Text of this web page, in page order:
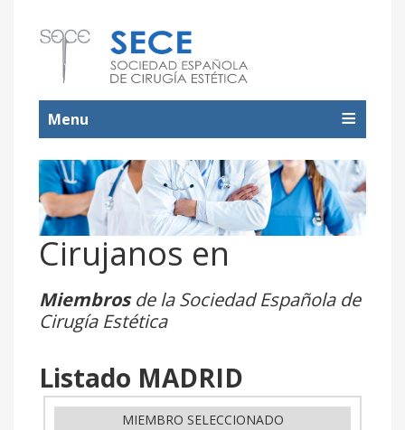
Menu
Cirujanos en
Miembrosde la Sociedad Española de
Cirugía Estética
Listado MADRID
MIEMBRO SELECCIONADO